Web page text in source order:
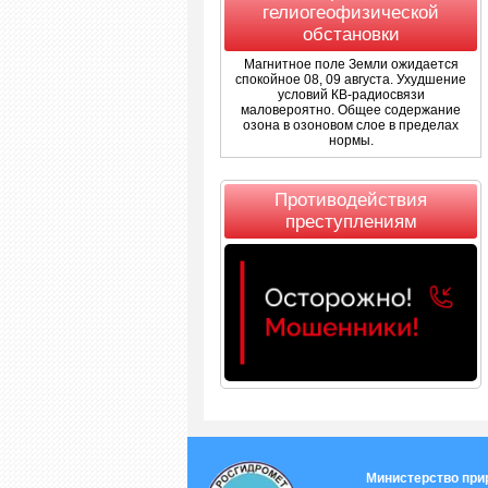
гелиогеофизической
обстановки
Магнитное поле Земли ожидается
спокойное 08, 09 августа. Ухудшение
условий КВ-радиосвязи
маловероятно. Общее содержание
озона в озоновом слое в пределах
нормы.
Противодействия
преступлениям
Министерство